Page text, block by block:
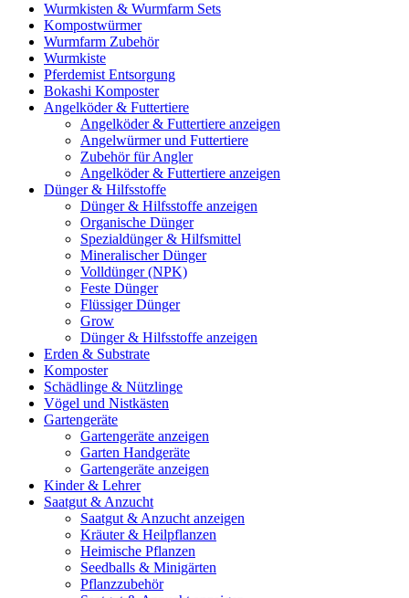
Wurmkisten & Wurmfarm Sets
Kompostwürmer
Wurmfarm Zubehör
Wurmkiste
Pferdemist Entsorgung
Bokashi Komposter
Angelköder & Futtertiere
Angelköder & Futtertiere anzeigen
Angelwürmer und Futtertiere
Zubehör für Angler
Angelköder & Futtertiere anzeigen
Dünger & Hilfsstoffe
Dünger & Hilfsstoffe anzeigen
Organische Dünger
Spezialdünger & Hilfsmittel
Mineralischer Dünger
Volldünger (NPK)
Feste Dünger
Flüssiger Dünger
Grow
Dünger & Hilfsstoffe anzeigen
Erden & Substrate
Komposter
Schädlinge & Nützlinge
Vögel und Nistkästen
Gartengeräte
Gartengeräte anzeigen
Garten Handgeräte
Gartengeräte anzeigen
Kinder & Lehrer
Saatgut & Anzucht
Saatgut & Anzucht anzeigen
Kräuter & Heilpflanzen
Heimische Pflanzen
Seedballs & Minigärten
Pflanzzubehör